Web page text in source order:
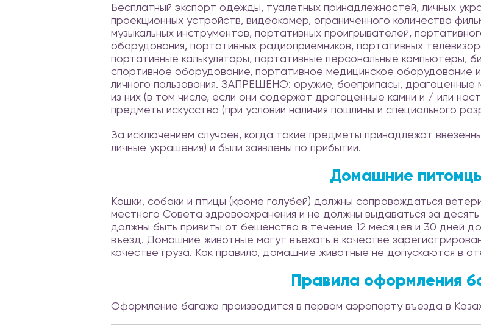
Бесплатный экспорт одежды, туалетных принадлежностей, личных
проекционных устройств, видеокамер, ограниченного количества
музыкальных инструментов, портативных проигрывателей,
оборудования, портативных радиоприемников, портативных
портативные калькуляторы, портативные персональные компьютеры,
спортивное оборудование, портативное медицинское оборудование
личного пользования. ЗАПРЕЩЕНО: оружие, боеприпасы, драгоценные
из них (в том числе, если они содержат драгоценные камни и / или
предметы искусства (при условии наличия пошлины и специального
За исключением случаев, когда такие предметы принадлежат
личные украшения) и были заявлены по прибытии.
Домашние
Кошки, собаки и птицы (кроме голубей) должны сопровождаться
местного Совета здравоохранения и не должны выдаваться за
должны быть привиты от бешенства в течение 12 месяцев и 30 дней
въезд. Домашние животные могут въехать в качестве
качестве груза. Как правило, домашние животные не допускаются в
Правила оформления
Оформление багажа производится в первом аэропорту въезда в